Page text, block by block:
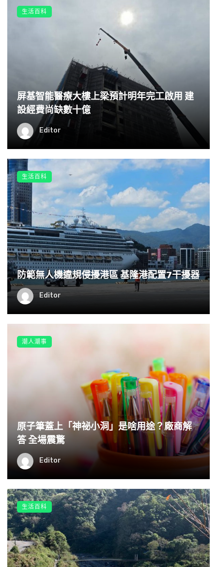
屏基智能醫療大樓上梁預計明年完工啟用 建
設經費尚缺數十億
Editor
生活百科
防範無人機違規侵擾港區 基隆港配置7干擾器
Editor
生活百科
原子筆蓋上「神祕小洞」是啥用途？廠商解
答 全場震驚
Editor
潮人潮事
生活百科